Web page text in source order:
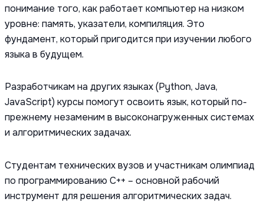
понимание того, как работает компьютер на низком
уровне: память, указатели, компиляция. Это
фундамент, который пригодится при изучении любого
языка в будущем.
Разработчикам на других языках (Python, Java,
JavaScript) курсы помогут освоить язык, который по-
прежнему незаменим в высоконагруженных системах
и алгоритмических задачах.
Студентам технических вузов и участникам олимпиад
по программированию C++ – основной рабочий
инструмент для решения алгоритмических задач.